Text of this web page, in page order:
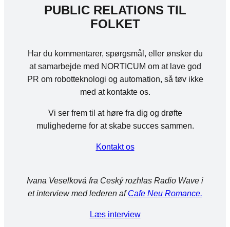
PUBLIC RELATIONS TIL
FOLKET
Har du kommentarer, spørgsmål, eller ønsker du
at samarbejde med NORTICUM om at lave god
PR om robotteknologi og automation, så tøv ikke
med at kontakte os.
Vi ser frem til at høre fra dig og drøfte
mulighederne for at skabe succes sammen.
Kontakt os
Ivana Veselková fra Ceský rozhlas Radio Wave i
et interview med lederen afCafe Neu Romance.
Læs interview